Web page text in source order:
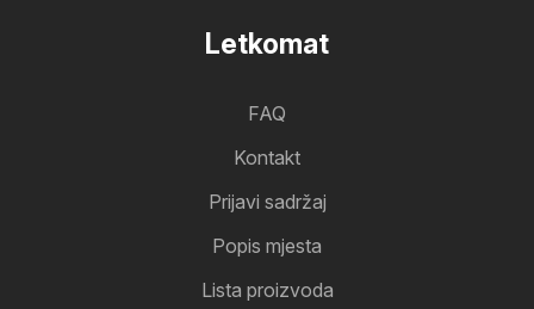
Letkomat
FAQ
Kontakt
Prijavi sadržaj
Popis mjesta
Lista proizvoda